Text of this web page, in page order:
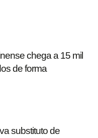
chega a 15 mil
de forma
substituto de